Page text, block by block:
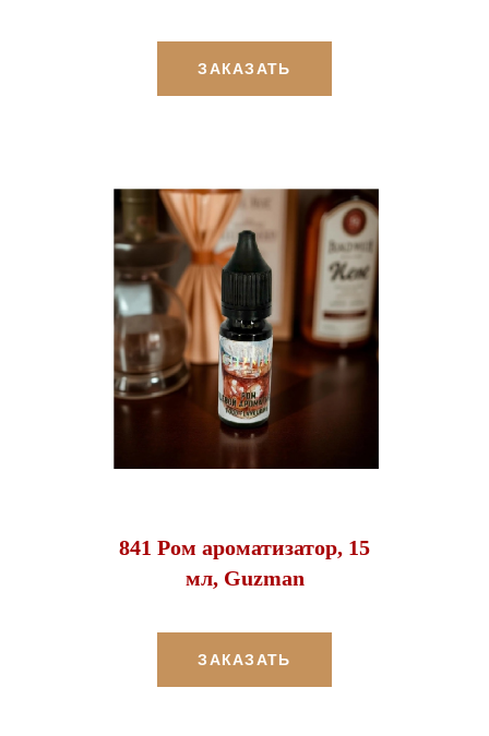
ЗАКАЗАТЬ
841 Ром ароматизатор, 15
мл, Guzman
ЗАКАЗАТЬ